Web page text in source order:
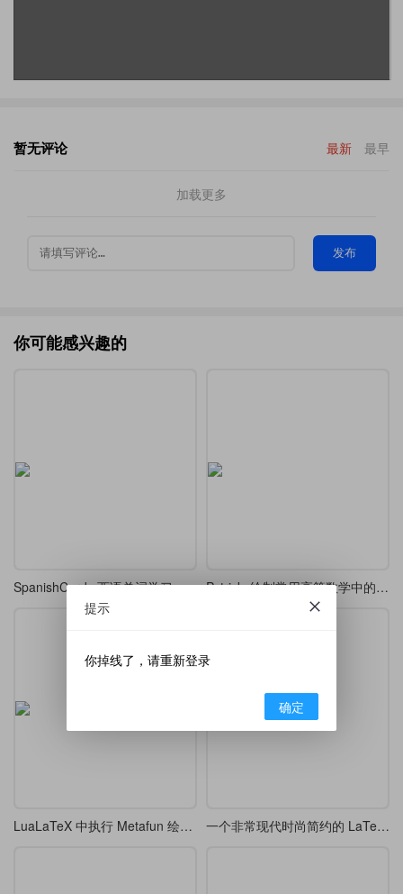
暂无评论 最新 最早
加载更多
发布
你可能感兴趣的
SpanishCards 西语单词学习笔记 Pstricks绘制常用高等数学中的函数曲线
LuaLaTeX 中执行 Metafun 绘图语言 一个非常现代时尚简约的 LaTeX 简历模板
提示
你掉线了，请重新登录
确定